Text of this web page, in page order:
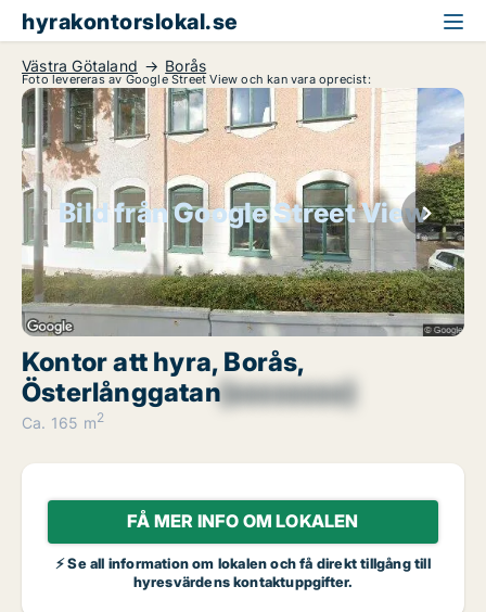
hyrakontorslokal.se
Västra Götaland Borås
Foto levereras av Google Street View och kan vara oprecist:
Bild från Google Street View
Kontor att hyra, Borås,
Österlånggatan[xxxxxxxx]
Ca. 165 m2
FÅ MER INFO OM LOKALEN
⚡ Se all information om lokalen och få direkt tillgång till
hyresvärdens kontaktuppgifter.